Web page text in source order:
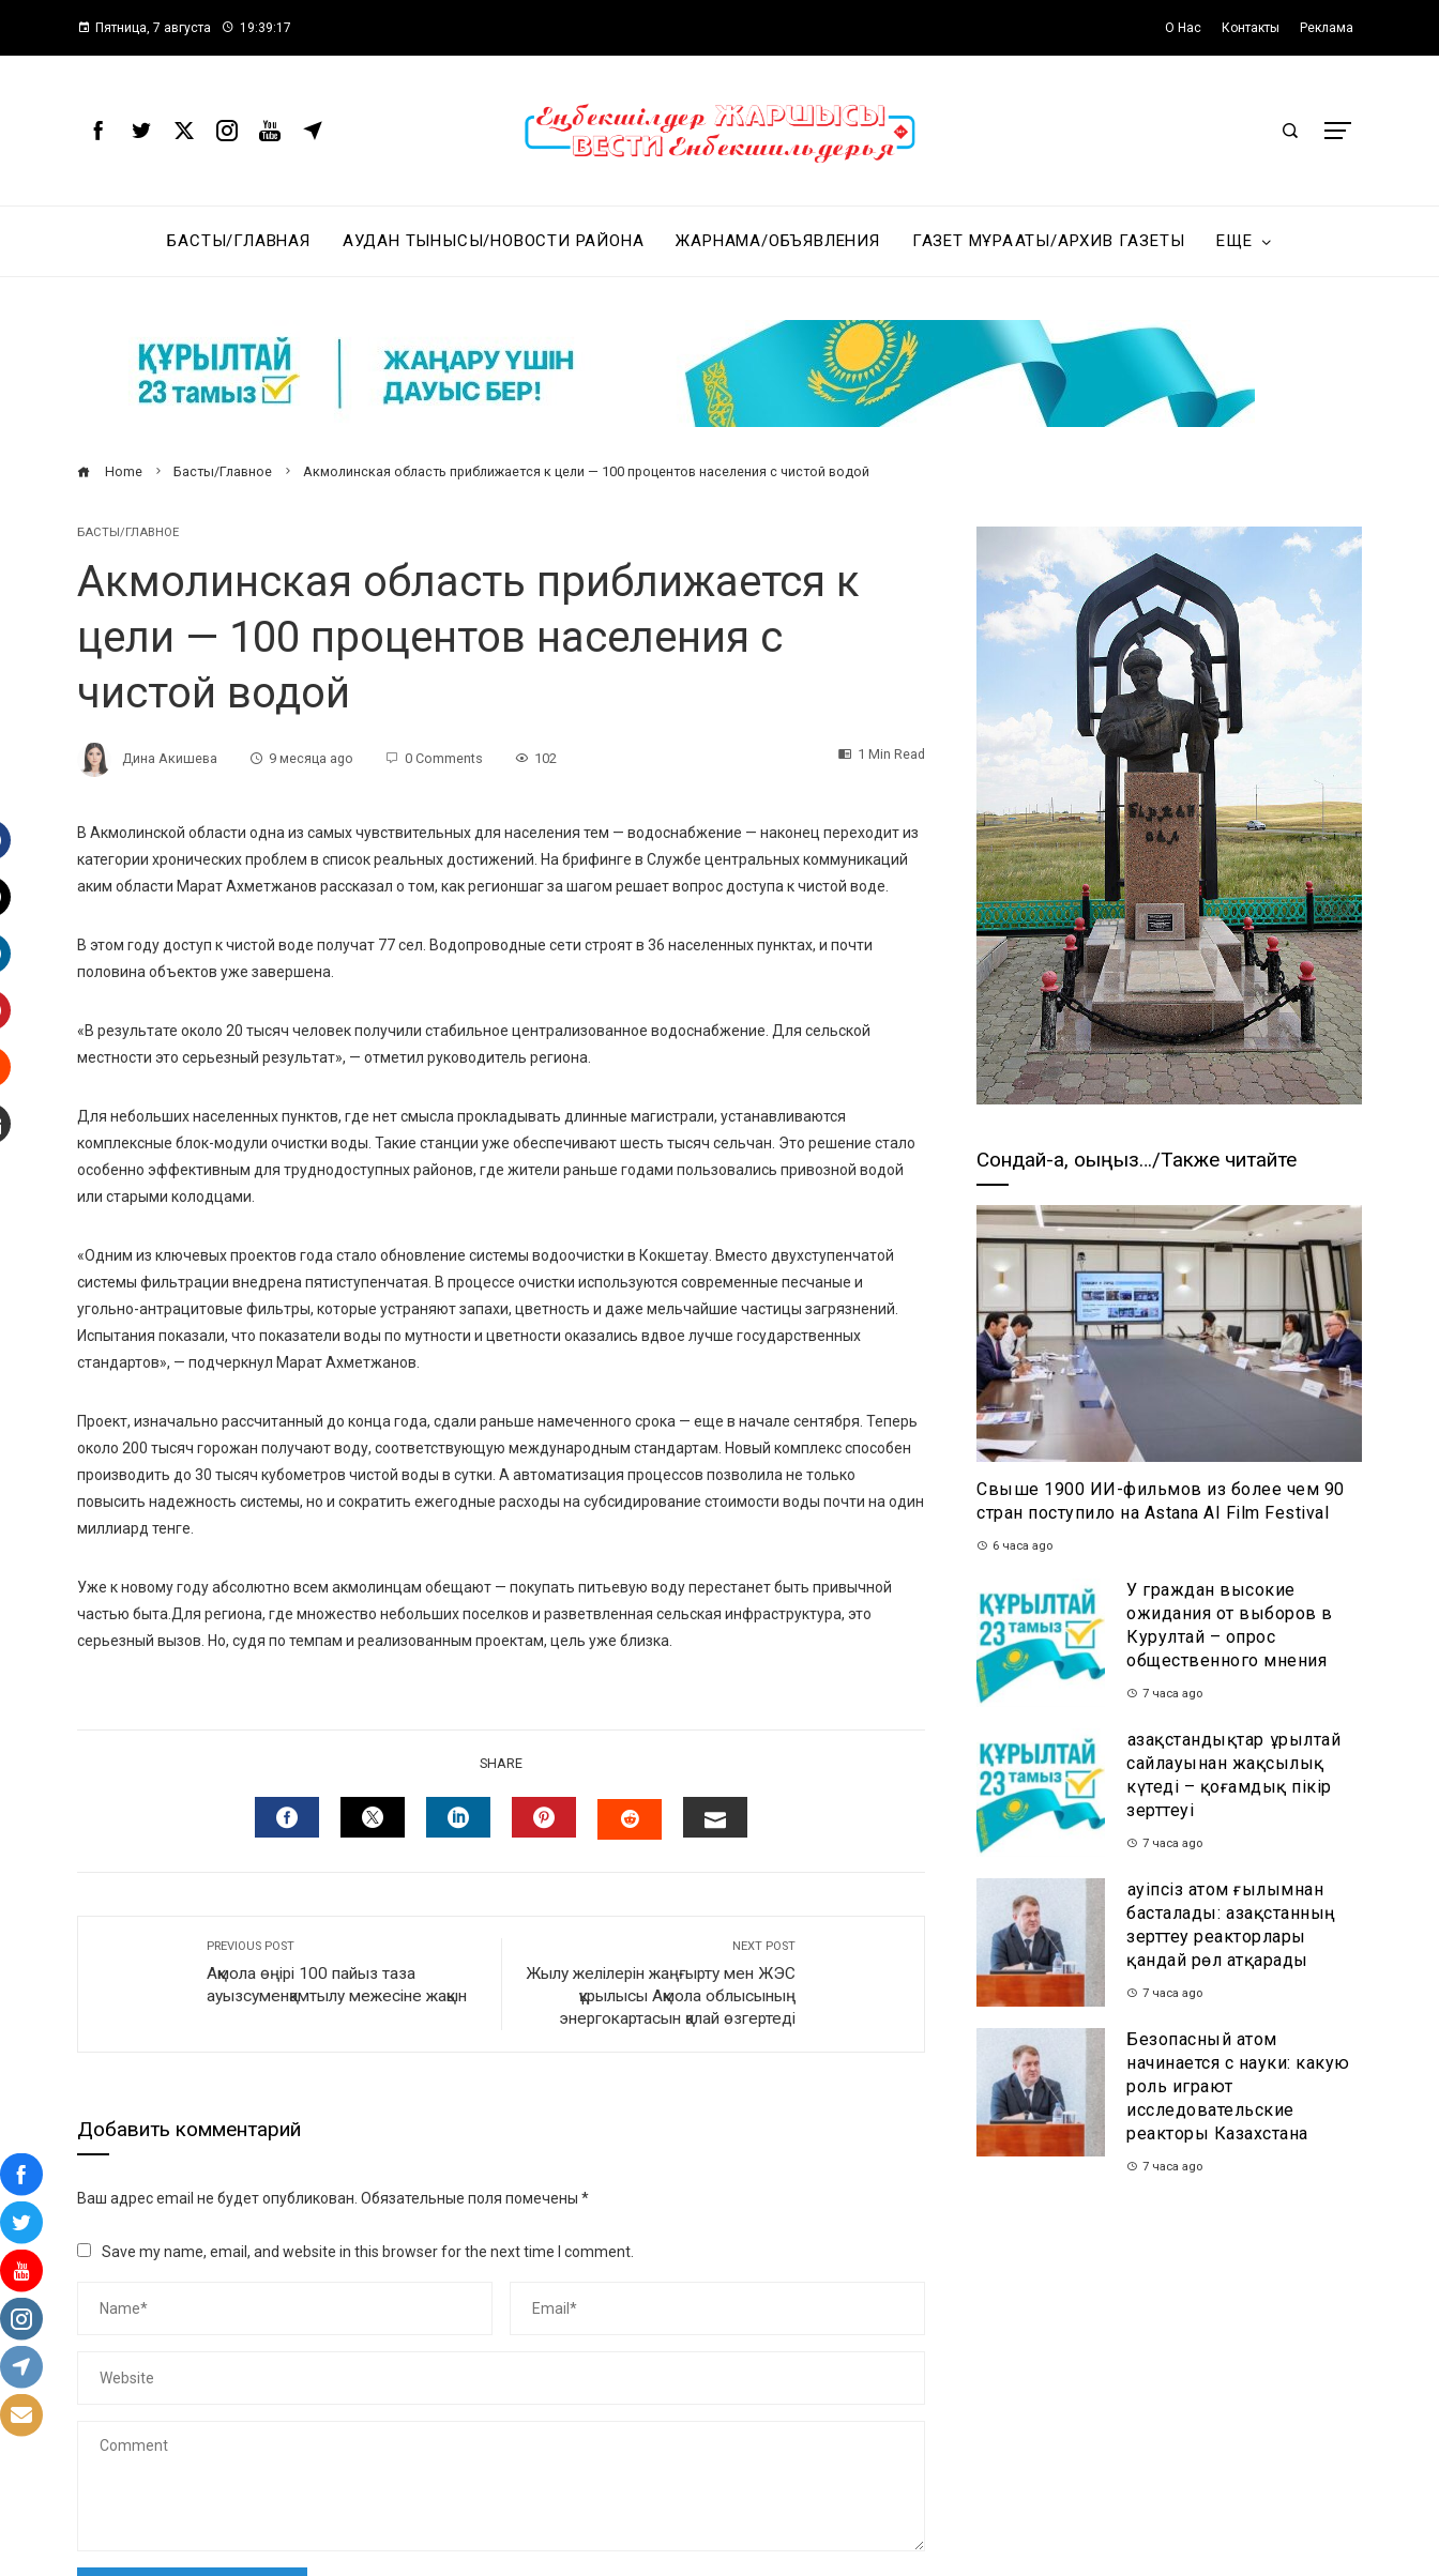
Пятница, 7 августа 19:39:18 О Нас Контакты Реклама
БАСТЫ/ГЛАВНАЯ АУДАН ТЫНЫСЫ/НОВОСТИ РАЙОНА ЖАРНАМА/ОБЪЯВЛЕНИЯ ГАЗЕТ МҰРАҒАТЫ/АРХИВ ГАЗЕТЫ ЕЩЕ
Home Басты/Главное Акмолинская область приближается к цели — 100 процентов населения с чистой водой
БАСТЫ/ГЛАВНОЕ
Акмолинская область приближается к
цели — 100 процентов населения с
чистой водой
Дина Акишева 9 месяца ago 0 Comments 102 1 Min Read
В Акмолинской области одна из самых чувствительных для населения тем — водоснабжение — наконец переходит из
категории хронических проблем в список реальных достижений. На брифинге в Службе центральных коммуникаций
аким области Марат Ахметжанов рассказал о том, какрегионшаг за шагом решает вопрос доступа к чистой воде.
В этом году доступ к чистой воде получат 77 сел. Водопроводные сети строятв 36 населенных пунктах, и почти
половина объектов уже завершена.
«В результате около 20 тысяч человек получили стабильное централизованное водоснабжение Д ля сельской
местности это серьезный результат», — отметил руководитель региона
Для небольших населенных пунктов, где нет смысла прокладывать длинные магистрали, устанавливаются
комплексные блок-модули очистки воды. Такие станции уже обеспечивают шесть тысяч сельчан. Это решение стало
особенно эффективным для труднодоступных районов, где жители раньше годами пользовались привозной водой
или старыми колодцами.
«Одним из ключевых проектов года стало обновление системы водоочистки в Кокшетау. Вместо двухступенчатой
системы фильтрации внедрена пятиступенчатая. В процессе очистки используются современные песчаные и
угольно-антрацитовые фильтры, которые устраняют запахи, цветность и даже мельчайшие частицы загрязнений.
Испытания показали, что показатели воды по мутности и цветности оказались вдвое лучше государственных
стандартов», — подчеркнул Марат Ахметжанов.
Проект, изначально рассчитанный до конца года, сдали раньше намеченного срока — еще в начале сентября. Теперь
около 200 тысяч горожан получают воду, соответствующую международным стандартам. Новый комплекс способен
производить до 30 тысяч кубометров чистой воды в сутки. А автоматизация процессов позволила не только
повысить надежность системы, но и сократить ежегодные расходы на субсидирование стоимости воды почти на один
миллиард тенге.
Уже кновомугодуабсолютно всем акмолинцам обещают — покупать питьевую воду перестанет быть привычной
частью быта Для региона, где множество небольших поселков и разветвленная сельская инфраструктура, это
серьезный вызов. Но, судя по темпам и реализованным проектам, цель уже близка.
SHARE
PREVIOUS POST
Ақмола өңірі 100 пайыз таза
ауызсуменқамтылу межесіне жақын
NEXT POST
Жылу желілерін жаңғырту мен ЖЭС
құрылысы Ақмола облысының
энергокартасын қалай өзгертеді
Добавить комментарий
Ваш адрес email не будет опубликован. Обязательные поля помечены *
Save my name, email, and website in this browser for the next time I comment.
Сондай-ақ, оқыңыз…/Также читайте
Свыше 1900 ИИ-фильмов из более чем 90
стран поступило на Astana AI Film Festival
6 часа ago
У граждан высокие
ожидания от выборов в
Курултай – опрос
общественного мнения
7 часа ago
Қазақстандықтар Құрылтай
сайлауынан жақсылық
күтеді – қоғамдық пікір
зерттеуі
7 часа ago
Қауіпсіз атом ғылымнан
басталады: Қазақстанның
зерттеу реакторлары
қандай рөл атқарады
7 часа ago
Безопасный атом
начинается с науки: какую
роль играют
исследовательские
реакторы Казахстана
7 часа ago